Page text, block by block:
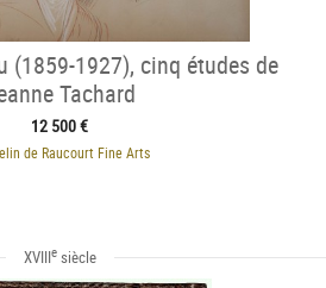
(1859-1927), cinq études de
Tachard
12 500 €
de Raucourt Fine Arts
XVIIIesiècle